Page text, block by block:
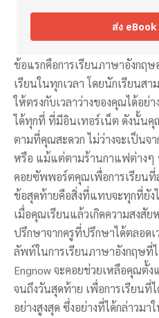
ส่ง eBook
ข้อแรกคือการเรียนภาษาอังกฤ
เรียนในทุกเวลา โดยนักเรียนส
ให้ตรงกับเวลาว่างของคุณได้อย่
ได้ทุกที่ ที่มีอินเทอร์เน็ต ดังนั้นคุ
ตามที่คุณสะดวก ไม่ว่างจะเป็น
หรือ แม้แต่ตามร้านกาแฟต่างๆ
คอยซัพพอร์ตคุณเพื่อการเรียนที่
ข้อสุดท้ายคือสิ่งที่แทบจะทุกที่ยั
เมื่อคุณเรียนแล้วเกิดความสงสัย
ปรึกษาจากครูที่ปรึกษาได้ตลอดเ
ลัพท์ในการเรียนภาษาอังกฤษที่ไ
Engnow จะคอยช่วยเหลือคุณตั้
จนถึงวันสุดท้าย เพื่อการเรียน
อย่างสูงสุด ซึ่งอย่างที่ได้กล่าวม